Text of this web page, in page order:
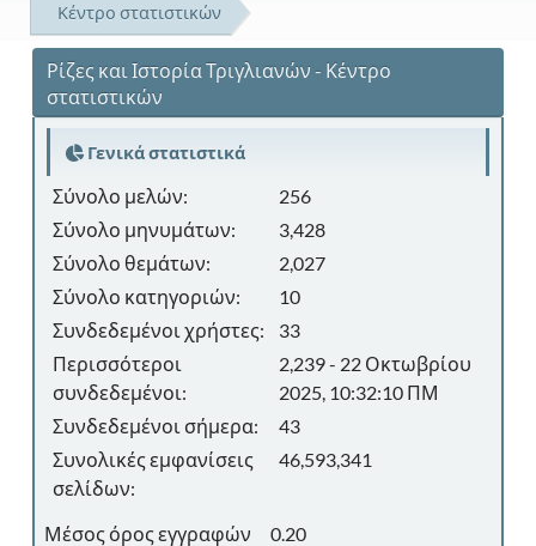
Κέντρο στατιστικών
Ρίζες και Ιστορία Τριγλιανών - Κέντρο
στατιστικών
Γενικά στατιστικά
Σύνολο μελών:
256
Σύνολο μηνυμάτων:
3,428
Σύνολο θεμάτων:
2,027
Σύνολο κατηγοριών:
10
Συνδεδεμένοι χρήστες:
33
Περισσότεροι
συνδεδεμένοι:
2,239 - 22 Οκτωβρίου
2025, 10:32:10 ΠΜ
Συνδεδεμένοι σήμερα:
43
Συνολικές εμφανίσεις
σελίδων:
46,593,341
Μέσος όρος εγγραφών
0.20